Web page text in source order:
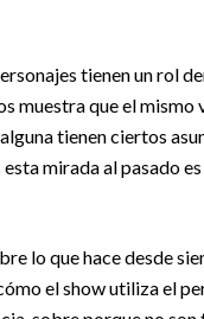
tienen un rol
muestra que el mismo
tienen ciertos
mirada al pasado
lo que hace desde
el show utiliza el